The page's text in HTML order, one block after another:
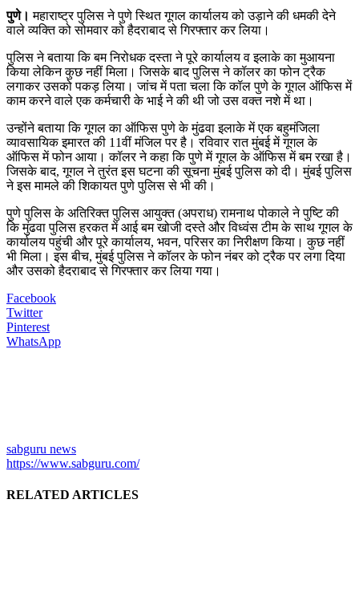
पुणे। महाराष्ट्र पुलिस ने पुणे स्थित गूगल कार्यालय को उड़ाने की धमकी देने
वाले व्यक्ति को सोमवार को हैदराबाद से गिरफ्तार कर लिया।
पुलिस ने बताया कि बम निरोधक दस्ता ने पूरे कार्यालय व इलाके का मुआयना
किया लेकिन कुछ नहीं मिला। जिसके बाद पुलिस ने कॉलर का फोन ट्रैक
लगाकर उसको पकड़ लिया। जांच में पता चला कि कॉल पुणे के गूगल ऑफिस में
काम करने वाले एक कर्मचारी के भाई ने की थी जो उस वक्त नशे में था।
उन्होंने बताया कि गूगल का ऑफिस पुणे के मुंढवा इलाके में एक बहुमंजिला
व्यावसायिक इमारत की 11वीं मंजिल पर है। रविवार रात मुंबई में गूगल के
ऑफिस में फोन आया। कॉलर ने कहा कि पुणे में गूगल के ऑफिस में बम रखा है।
जिसके बाद, गूगल ने तुरंत इस घटना की सूचना मुंबई पुलिस को दी। मुंबई पुलिस
ने इस मामले की शिकायत पुणे पुलिस से भी की।
पुणे पुलिस के अतिरिक्त पुलिस आयुक्त (अपराध) रामनाथ पोकाले ने पुष्टि की
कि मुंढवा पुलिस हरकत में आई बम खोजी दस्ते और विध्वंस टीम के साथ गूगल के
कार्यालय पहुंची और पूरे कार्यालय, भवन, परिसर का निरीक्षण किया। कुछ नहीं
भी मिला। इस बीच, मुंबई पुलिस ने कॉलर के फोन नंबर को ट्रैक पर लगा दिया
और उसको हैदराबाद से गिरफ्तार कर लिया गया।
Facebook
Twitter
Pinterest
WhatsApp
sabguru news
https://www.sabguru.com/
RELATED ARTICLES